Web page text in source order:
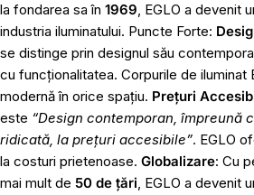
la fondarea sa în 1969, EGLO a devenit
industria iluminatului. Puncte Forte:
se distinge prin designul său
cu funcționalitatea. Corpurile de iluminat
modernă în orice spațiu. Prețuri
este “Design contemporan, împreună
ridicată, la prețuri accesibile”. EGLO
la costuri prietenoase. Globalizare: Cu
mai mult de 50 de țări, EGLO a devenit